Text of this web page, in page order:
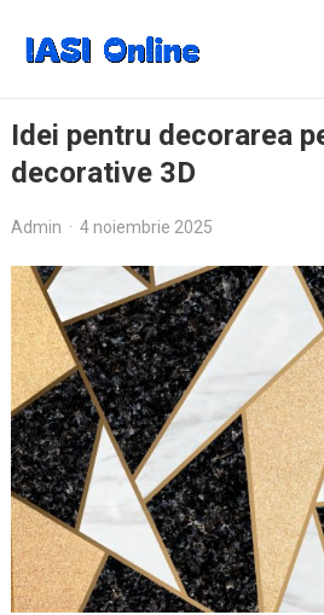
Idei pentru decorarea
decorative 3D
Admin · 4 noiembrie 2025